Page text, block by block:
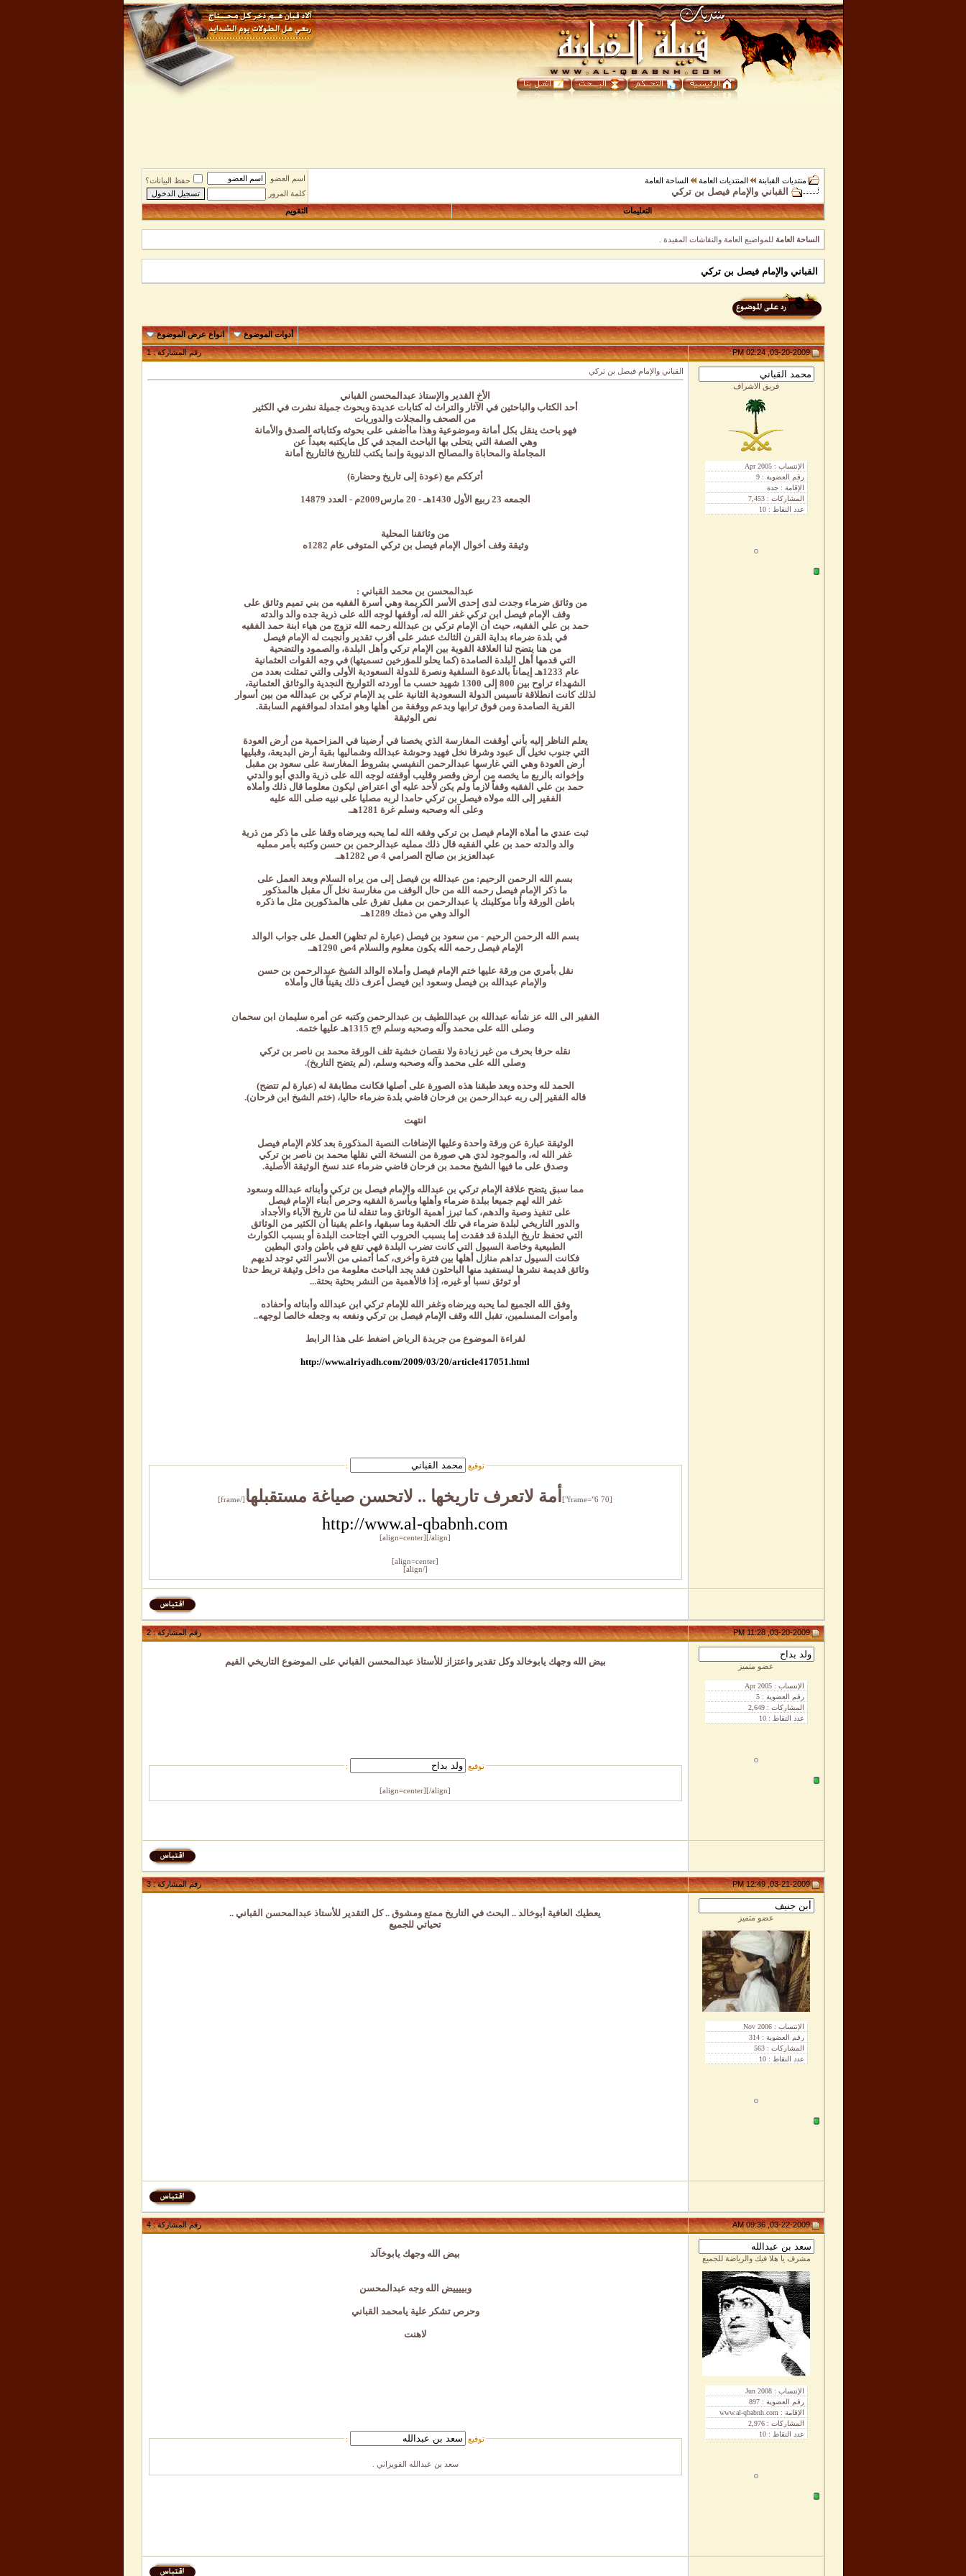
منتديات القبابنة المنتديات العامة الساحة العامة
القباني والإمام فيصل بن تركي
اسم العضو
حفظ البيانات؟
كلمة المرور
التعليمات التقويم
الساحة العامة للمواضيع العامة والنقاشات المفيدة .
القباني والإمام فيصل بن تركي
أدوات الموضوع انواع عرض الموضوع
03-20-2009, 02:24 PM رقم المشاركة :1
فريق الاشراف
القباني والإمام فيصل بن تركي
الأخ القدير والإستاذ عبدالمحسن القباني
أحد الكتاب والباحثين في الآثار والتراث له كتابات عديدة وبحوث جميلة نشرت في الكثير
من الصحف والمجلات والدوريات
فهو باحث ينقل بكل أمانة وموضوعية وهذا ماأضفى على بحوثه وكتاباته الصدق والأمانة
وهي الصفة التي يتحلى بها الباحث المجد في كل مايكتبه بعيداً عن
المجاملة والمحاباة والمصالح الدنيوية وإنما يكتب للتاريخ فالتاريخ أمانة
أترككم مع (عودة إلى تاريخ وحضارة)
الجمعه 23 ربيع الأول 1430هـ - 20 مارس2009م - العدد 14879
من وثائقنا المحلية
وثيقة وقف أخوال الإمام فيصل بن تركي المتوفى عام 1282ه
عبدالمحسن بن محمد القباني :
من وثائق ضرماء وجدت لدى إحدى الأسر الكريمة وهي أسرة الفقيه من بني تميم وثائق على
وقف الإمام فيصل ابن تركي غفر الله له، أوقفها لوجه الله على ذرية جده والد والدته
حمد بن علي الفقيه، حيث أن الإمام تركي بن عبدالله رحمه الله تزوج من هياء ابنة حمد الفقيه
في بلدة ضرماء بداية القرن الثالث عشر على أقرب تقدير وأنجبت له الإمام فيصل
من هنا يتضح لنا العلاقة القوية بين الإمام تركي وأهل البلدة، والصمود والتضحية
التي قدمها أهل البلدة الصامدة (كما يحلو للمؤرخين تسميتها) في وجه القوات العثمانية
عام 1233هـ إيماناً بالدعوة السلفية ونصرة للدولة السعودية الأولى والتي تمثلت بعدد من
الشهداء تراوح بين 800 إلى 1300 شهيد حسب ما أوردته التواريخ النجدية والوثائق العثمانية،
لذلك كانت انطلاقة تأسيس الدولة السعودية الثانية على يد الإمام تركي بن عبدالله من بين أسوار
القرية الصامدة ومن فوق ترابها وبدعم ووقفة من أهلها وهو امتداد لمواقفهم السابقة.
نص الوثيقة
يعلم الناظر إليه بأني أوقفت المغارسة الذي يخصنا في أرضينا في المزاحمية من أرض العودة
التي جنوب نخيل آل عبود وشرقا نخل فهيد وحوشة عبدالله وشماليها بقية أرض البديعة، وقبليها
أرض العودة وهي التي غارسها عبدالرحمن النفيسي بشروط المغارسة على سعود بن مقبل
وإخوانه بالربع ما يخصه من أرض وقصر وقليب أوقفته لوجه الله على ذرية والدي أبو والدتي
حمد بن علي الفقيه وقفاً لازماً ولم يكن لأحد عليه أي اعتراض ليكون معلوما قال ذلك وأملاه
الفقير إلى الله مولاه فيصل بن تركي حامدا لربه مصليا على نبيه صلى الله عليه
وعلى آله وصحبه وسلم غرة 1281هـ.
ثبت عندي ما أملاه الإمام فيصل بن تركي وفقه الله لما يحبه ويرضاه وقفا على ما ذكر من ذرية
والد والدته حمد بن علي الفقيه قال ذلك ممليه عبدالرحمن بن حسن وكتبه بأمر ممليه
عبدالعزيز بن صالح الصرامي 4 ص 1282هـ.
بسم الله الرحمن الرحيم: من عبدالله بن فيصل إلى من يراه السلام وبعد العمل على
ما ذكر الإمام فيصل رحمه الله من حال الوقف من مغارسة نخل آل مقبل هالمذكور
باطن الورقة وأنا موكلينك يا عبدالرحمن بن مقبل تفرق على هالمذكورين مثل ما ذكره
الوالد وهي من ذمتك 1289هـ.
بسم الله الرحمن الرحيم - من سعود بن فيصل (عبارة لم تظهر) العمل على جواب الوالد
الإمام فيصل رحمه الله يكون معلوم والسلام 4ص 1290هـ.
نقل بأمري من ورقة عليها ختم الإمام فيصل وأملاه الوالد الشيخ عبدالرحمن بن حسن
والإمام عبدالله بن فيصل وسعود ابن فيصل أعرف ذلك يقيناً قال وأملاه
الفقير الى الله عز شأنه عبدالله بن عبداللطيف بن عبدالرحمن وكتبه عن أمره سليمان ابن سحمان
وصلى الله على محمد وآله وصحبه وسلم 9ج 1315هـ عليها ختمه.
نقله حرفا بحرف من غير زيادة ولا نقصان خشية تلف الورقة محمد بن ناصر بن تركي
وصلى الله على محمد وآله وصحبه وسلم، (لم يتضح التاريخ).
الحمد لله وحده وبعد طبقنا هذه الصورة على أصلها فكانت مطابقة له (عبارة لم تتضح)
قاله الفقير إلى ربه عبدالرحمن بن فرحان قاضي بلدة ضرماء حاليا، (ختم الشيخ ابن فرحان).
انتهت
الوثيقة عبارة عن ورقة واحدة وعليها الإضافات النصية المذكورة بعد كلام الإمام فيصل
غفر الله له، والموجود لدي هي صورة من النسخة التي نقلها محمد بن ناصر بن تركي
وصدق على ما فيها الشيخ محمد بن فرحان قاضي ضرماء عند نسخ الوثيقة الأصلية.
مما سبق يتضح علاقة الإمام تركي بن عبدالله والإمام فيصل بن تركي وأبنائه عبدالله وسعود
غفر الله لهم جميعا ببلدة ضرماء وأهلها وبأسرة الفقيه وحرص أبناء الإمام فيصل
على تنفيذ وصية والدهم، كما تبرز أهمية الوثائق وما تنقله لنا من تاريخ الآباء والأجداد
والدور التاريخي لبلدة ضرماء في تلك الحقبة وما سبقها، واعلم يقينا أن الكثير من الوثائق
التي تحفظ تاريخ البلدة قد فقدت إما بسبب الحروب التي اجتاحت البلدة أو بسبب الكوارث
الطبيعية وخاصة السيول التي كانت تضرب البلدة فهي تقع في باطن وادي البطين
فكانت السيول تداهم منازل أهلها بين فترة وأخرى، كما أتمنى من الأسر التي توجد لديهم
وثائق قديمة نشرها ليستفيد منها الباحثون فقد يجد الباحث معلومة من داخل وثيقة تربط حدثا
أو توثق نسبا أو غيره، إذا فالأهمية من النشر بحثية بحتة...
وفق الله الجميع لما يحبه ويرضاه وغفر الله للإمام تركي ابن عبدالله وأبنائه وأحفاده
وأموات المسلمين، تقبل الله وقف الإمام فيصل بن تركي ونفعه به وجعله خالصا لوجهه..
لقراءة الموضوع من جريدة الرياض اضغط على هذا الرابط
http://www.alriyadh.com/2009/03/20/article417051.html
توقيع
[frame="6 70"] أمة لاتعرف تاريخها .. لاتحسن صياغة مستقبلها [/frame]
http://www.al-qbabnh.com
[align=center]
[/align]
[align=center]
[/align]
03-20-2009, 11:28 PM رقم المشاركة :2
عضو متميز بيض الله وجهك يابوخالد وكل تقدير واعتزاز للأستاذ عبدالمحسن القباني على الموضوع التاريخي القيم
توقيع
[align=center]
[/align]
03-21-2009, 12:49 PM رقم المشاركة :3
عضو متميز
يعطيك العافية أبوخالد .. البحث في التاريخ ممتع ومشوق .. كل التقدير للأستاذ عبدالمحسن القباني ..
تحياتي للجميع
03-22-2009, 09:36 AM رقم المشاركة :4
مشرف يا هلا فيك والرياضة للجميع بيض الله وجهك يابوخآلد
وبييييض الله وجه عبدالمحسن
وحرص تشكر علية يامحمد القباني
لاهنت
توقيع
سعد بن عبدالله القويزاني .